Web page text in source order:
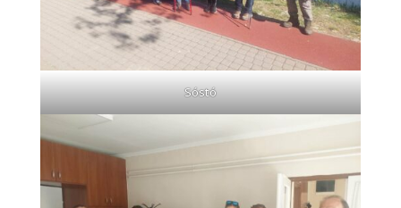
Sóstó